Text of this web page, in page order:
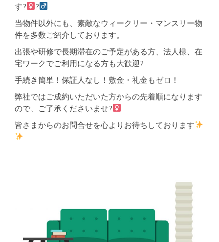
す?‍
?‍
当物件以外にも、素敵なウィークリー・マンスリー物
件を多数ご紹介しております。
出張や研修で長期滞在のご予定がある方、法人様、在
宅ワークでご利用になる方も大歓迎?
手続き簡単！保証人なし！敷金・礼金もゼロ！
弊社ではご成約いただいた方からの先着順になります
ので、ご了承くださいませ?‍
皆さまからのお問合せを心よりお待ちしております